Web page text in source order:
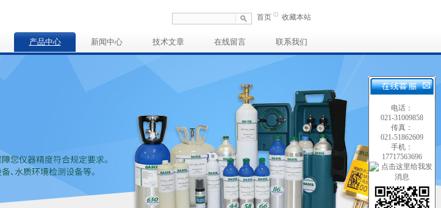
首页 收藏本站
产品中心 新闻中心 技术文章 在线留言 联系我们
电话：
021-31009858
传真：
021-51862609
手机：
17717563696